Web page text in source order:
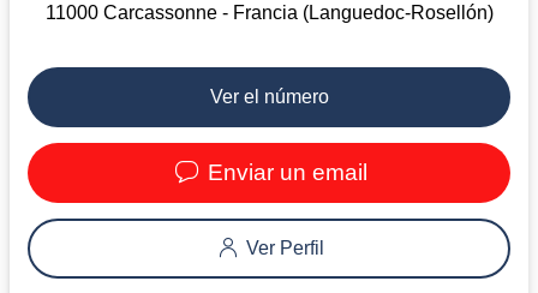
11000 Carcassonne - Francia (Languedoc-Rosellón)
Ver el número
Enviar un email
Ver Perfil